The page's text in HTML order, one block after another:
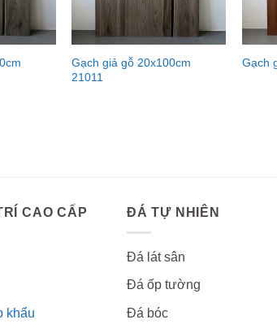
Gạch giả gỗ 20x100cm
21011
Gạch
CAO CẤP
khẩu
ĐÁ TỰ NHIÊN
Đá lát sân
Đá ốp tường
Đá bóc